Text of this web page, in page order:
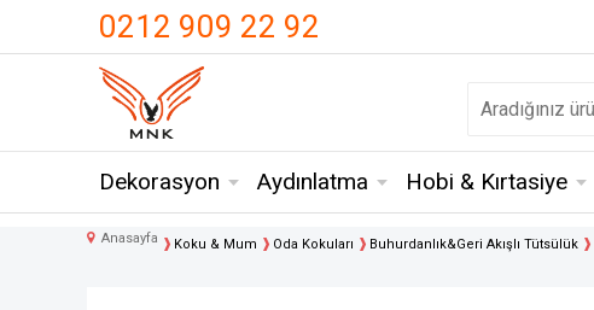
0212 909 22 92
Dekorasyon Aydınlatma Hobi & Kırtasiye
Anasayfa Koku & Mum Oda Kokuları Buhurdanlık&Geri Akışlı Tütsülük